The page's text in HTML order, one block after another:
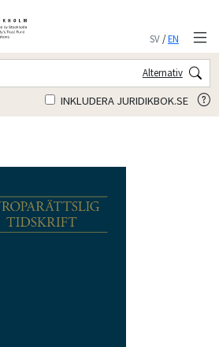
SV/EN
Alternativ
INKLUDERA JURIDIKBOK.SE